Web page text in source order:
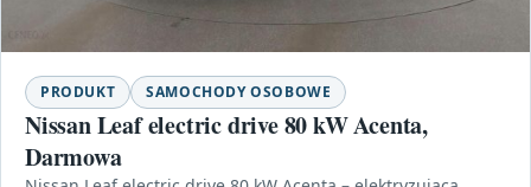
PRODUKT SAMOCHODY OSOBOWE
Nissan Leaf electric drive 80 kW Acenta,
Darmowa